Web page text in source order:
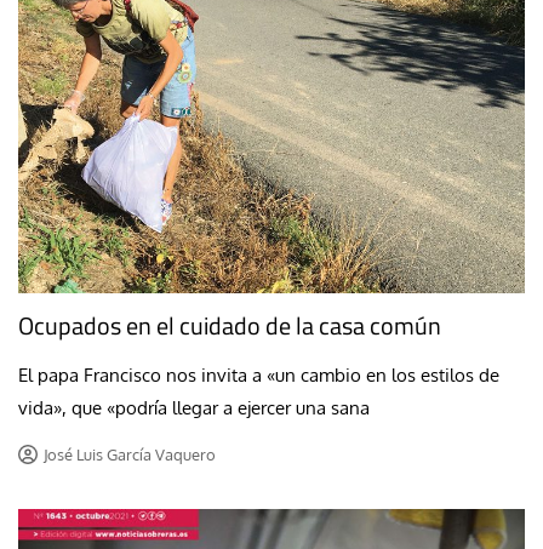
Ocupados en el cuidado de la casa común
El papa Francisco nos invita a «un cambio en los estilos de
vida», que «podría llegar a ejercer una sana
José Luis García Vaquero